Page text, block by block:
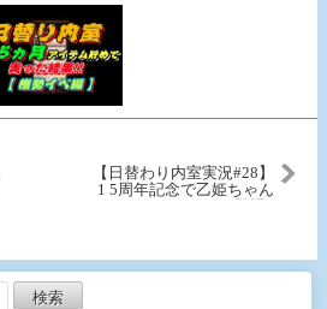
【日替わり内室実況#28】
1 5周年記念で乙姫ちゃん